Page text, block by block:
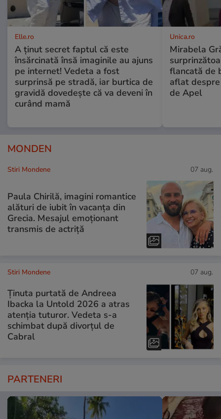
Elle.ro
A ținut secret faptul că este
însărcinată însă imaginile au ajuns
pe internet! Vedeta a fost
surprinsă pe stradă, iar burtica de
gravidă dovedește că va deveni în
curând mamă
Unica.ro
Mirabela
flancată de
aflat
de Apel
MONDEN
Stiri Mondene 07 aug.
Paula Chirilă, imagini romantice
alături de iubit în vacanța din
Grecia. Mesajul emoționant
transmis de actriță
Stiri Mondene 07 aug.
Ținuta purtată de Andreea
Ibacka la Untold 2026 a atras
atenția tuturor. Vedeta s-a
schimbat după divorțul de
Cabral
PARTENERI